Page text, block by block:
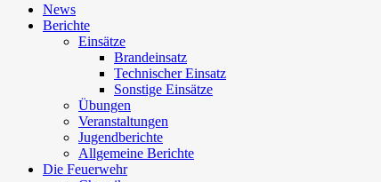
News
Berichte
Einsätze
Brandeinsatz
Technischer Einsatz
Sonstige Einsätze
Übungen
Veranstaltungen
Jugendberichte
Allgemeine Berichte
Die Feuerwehr